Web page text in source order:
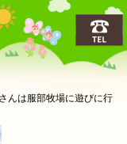
な)幼稚園
んは服部牧場に遊びに行